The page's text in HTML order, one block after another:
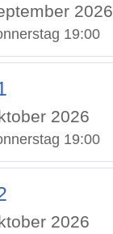
2026
19:00
2026
19:00
2026